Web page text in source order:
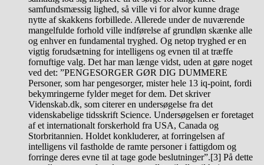
samfundsmæssig lighed, så ville vi for alvor kunne drage
nytte af skakkens forbillede. Allerede under de nuværende
mangelfulde forhold ville indførelse af grundløn skænke alle
og enhver en fundamental tryghed. Og netop tryghed er en
vigtig forudsætning for intelligens og evnen til at træffe
fornuftige valg. Det har man længe vidst, uden at gøre noget
ved det: ”PENGESORGER GØR DIG DUMMERE
Personer, som har pengesorger, mister hele 13 iq-point, fordi
bekymringerne fylder meget for dem. Det skriver
Videnskab.dk, som citerer en undersøgelse fra det
videnskabelige tidsskrift Science. Undersøgelsen er foretaget
af et internationalt forskerhold fra USA, Canada og
Storbritannien. Holdet konkluderer, at forringelsen af
intelligens vil fastholde de ramte personer i fattigdom og
forringe deres evne til at tage gode beslutninger”.[3] På dette